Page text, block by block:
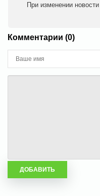
При изменении
Комментарии (0)